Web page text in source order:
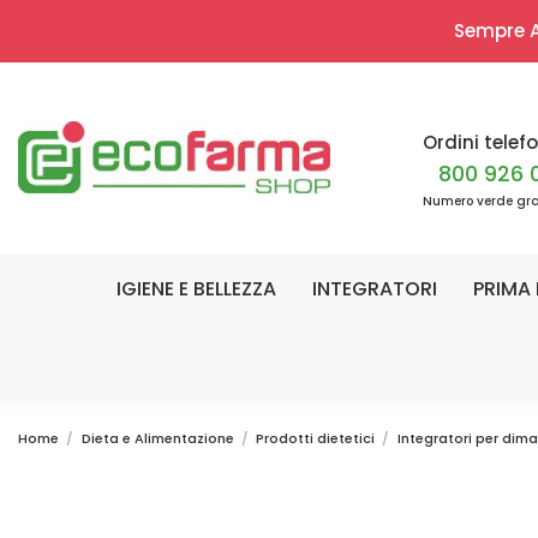
Sempre
Ordini
800 926
Numero verde
IGIENE E BELLEZZA INTEGRATORI PRIMA
Home Dieta e Alimentazione Prodotti dietetici Integratori per